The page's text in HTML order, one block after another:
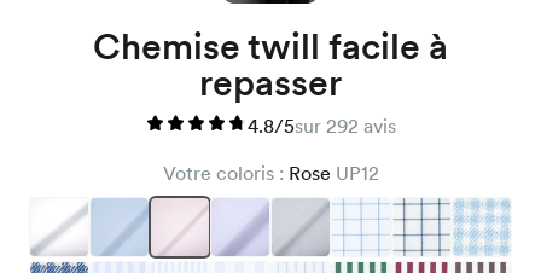
Chemise twill facile à
repasser
4.8/5sur 292 avis
Votre coloris : Rose UP12